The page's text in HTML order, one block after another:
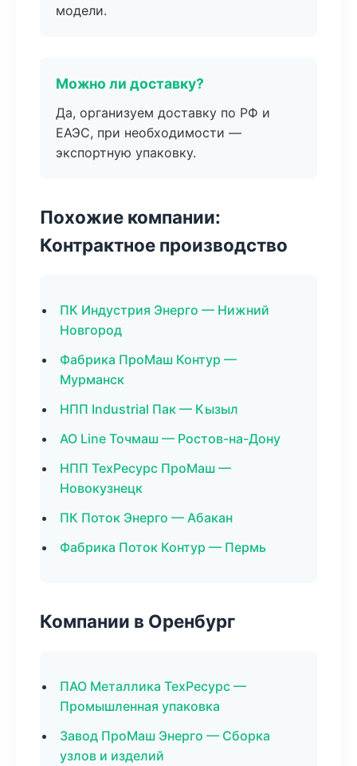
модели.
Можно ли доставку?
Да, организуем доставку по РФ и
ЕАЭС, при необходимости —
экспортную упаковку.
Похожие компании:
Контрактное производство
ПК Индустрия Энерго — Нижний
Новгород
Фабрика ПроМаш Контур —
Мурманск
НПП Industrial Пак — Кызыл
АО Line Точмаш — Ростов-на-Дону
НПП ТехРесурс ПроМаш —
Новокузнецк
ПК Поток Энерго — Абакан
Фабрика Поток Контур — Пермь
Компании в Оренбург
ПАО Металлика ТехРесурс —
Промышленная упаковка
Завод ПроМаш Энерго — Сборка
узлов и изделий